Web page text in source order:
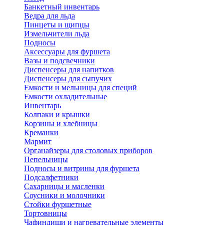
Банкетный инвентарь
Ведра для льда
Пинцеты и щипцы
Измельчители льда
Подносы
Аксессуары для фуршета
Вазы и подсвечники
Диспенсеры для напитков
Диспенсеры для сыпучих
Емкости и мельницы для специй
Емкости охладительные
Инвентарь
Колпаки и крышки
Корзины и хлебницы
Креманки
Мармит
Органайзеры для столовых приборов
Пепельницы
Подносы и витрины для фуршета
Подсалфетники
Сахарницы и масленки
Соусники и молочники
Стойки фуршетные
Тортовницы
Чафиндиши и нагревательные элементы